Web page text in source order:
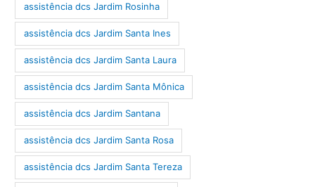
assistência dcs Jardim Rosinha
assistência dcs Jardim Santa Ines
assistência dcs Jardim Santa Laura
assistência dcs Jardim Santa Mônica
assistência dcs Jardim Santana
assistência dcs Jardim Santa Rosa
assistência dcs Jardim Santa Tereza